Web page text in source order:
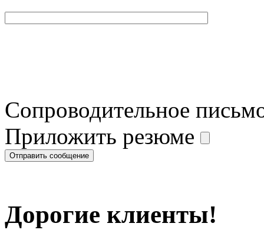
Сопроводительное
Приложить резюме
Дорогие клиенты!